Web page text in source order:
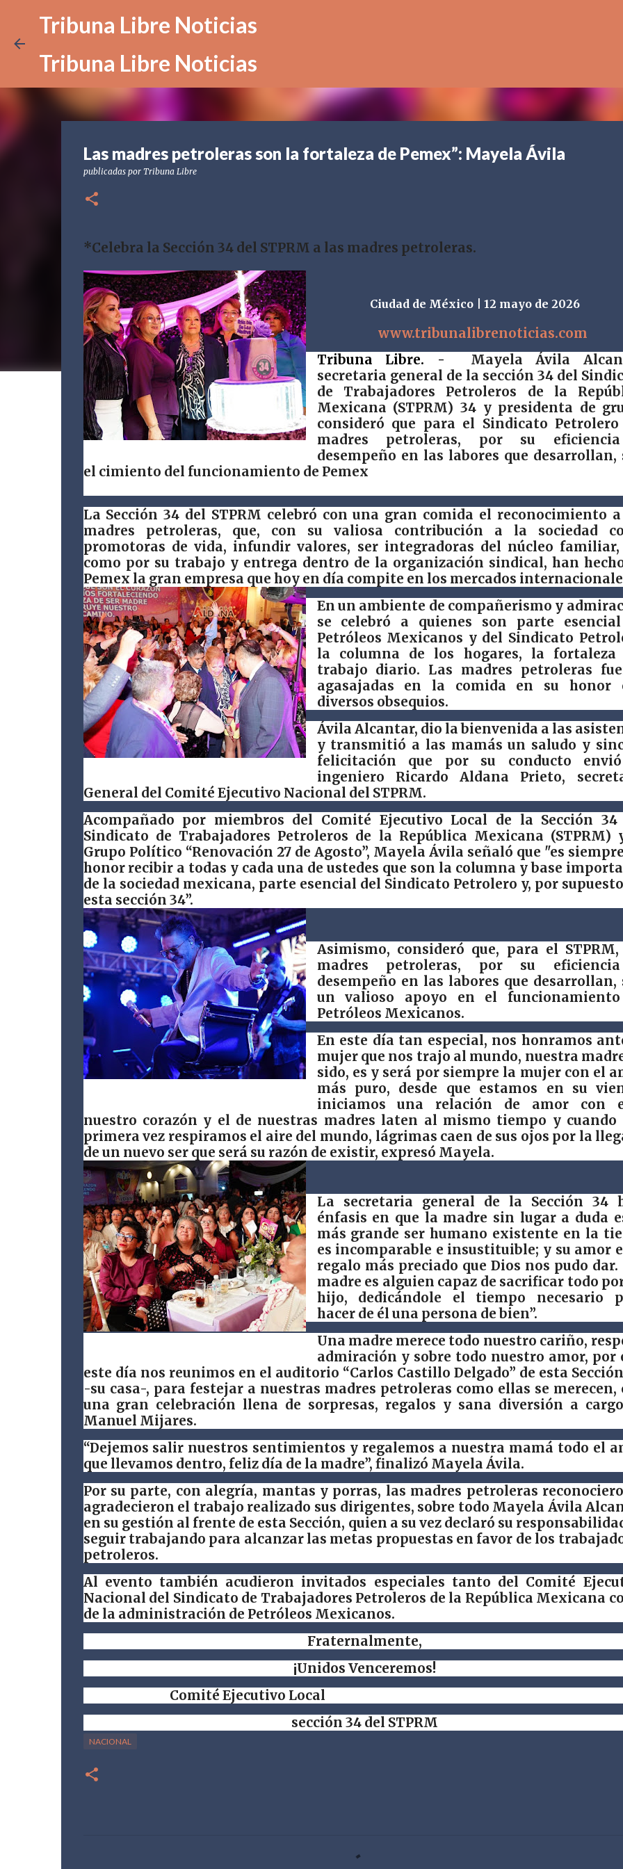
Tribuna Libre Noticias
Tribuna Libre Noticias
Las madres petroleras son la fortaleza de Pemex”: Mayela Ávila
publicadas por Tribuna Libre
*Celebra la Sección 34 del STPRM a las madres petroleras.
Ciudad de México | 12 mayo de 2026
www.tribunalibrenoticias.com
Tribuna Libre. -
Mayela Ávila
secretaria general de la sección 34 del
de Trabajadores Petroleros de la
Mexicana (STPRM) 34 y presidenta de
consideró que para el Sindicato
madres petroleras, por su
desempeño en las labores que desarrollan,
el cimiento del funcionamiento de Pemex
La Sección 34 del STPRM celebró con una gran comida el reconocimiento
madres petroleras, que, con su valiosa contribución a la sociedad
promotoras de vida, infundir valores, ser integradoras del núcleo
como por su trabajo y entrega dentro de la organización sindical, han
Pemex la gran empresa que hoy en día compite en los mercados
En un ambiente de compañerismo y
se celebró a quienes son parte
Petróleos Mexicanos y del Sindicato
la columna de los hogares, la fortaleza
trabajo diario. Las madres petroleras
agasajadas en la comida en su honor
diversos obsequios.
Ávila Alcantar, dio la bienvenida a las
y transmitió a las mamás un saludo y
felicitación que por su conducto
ingeniero Ricardo Aldana Prieto,
General del Comité Ejecutivo Nacional del STPRM.
Acompañado por miembros del Comité Ejecutivo Local de la Sección 34
Sindicato de Trabajadores Petroleros de la República Mexicana (STPRM)
Grupo Político “Renovación 27 de Agosto”, Mayela Ávila señaló que "es
honor recibir a todas y cada una de ustedes que son la columna y base
de la sociedad mexicana, parte esencial del Sindicato Petrolero y, por
esta sección 34”.
Asimismo, consideró que, para el
madres petroleras, por su
desempeño en las labores que desarrollan,
un valioso apoyo en el
Petróleos Mexicanos.
En este día tan especial, nos honramos
mujer que nos trajo al mundo, nuestra
sido, es y será por siempre la mujer con el
más puro, desde que estamos en su
iniciamos una relación de amor con
nuestro corazón y el de nuestras madres laten al mismo tiempo y cuando
primera vez respiramos el aire del mundo, lágrimas caen de sus ojos por la
de un nuevo ser que será su razón de existir, expresó Mayela.
La secretaria general de la Sección 34
énfasis en que la madre sin lugar a duda
más grande ser humano existente en la
es incomparable e insustituible; y su amor
regalo más preciado que Dios nos pudo dar.
madre es alguien capaz de sacrificar todo
hijo, dedicándole el tiempo necesario
hacer de él una persona de bien”.
Una madre merece todo nuestro cariño,
admiración y sobre todo nuestro amor, por
este día nos reunimos en el auditorio “Carlos Castillo Delgado” de esta
-su casa-, para festejar a nuestras madres petroleras como ellas se merecen,
una gran celebración llena de sorpresas, regalos y sana diversión a
Manuel Mijares.
“Dejemos salir nuestros sentimientos y regalemos a nuestra mamá todo el
que llevamos dentro, feliz día de la madre”, finalizó Mayela Ávila.
Por su parte, con alegría, mantas y porras, las madres petroleras
agradecieron el trabajo realizado sus dirigentes, sobre todo Mayela Ávila
en su gestión al frente de esta Sección, quien a su vez declaró su
seguir trabajando para alcanzar las metas propuestas en favor de los
petroleros.
Al evento también acudieron invitados especiales tanto del Comité
Nacional del Sindicato de Trabajadores Petroleros de la República Mexicana
de la administración de Petróleos Mexicanos.
Fraternalmente,
¡Unidos Venceremos!
Comité Ejecutivo Local
sección 34 del STPRM
NACIONAL